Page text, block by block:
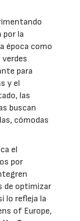
por la
época como
verdes
para
y el
las
buscan
cómodas
el
por
de optimizar
lo refleja la
of Europe,